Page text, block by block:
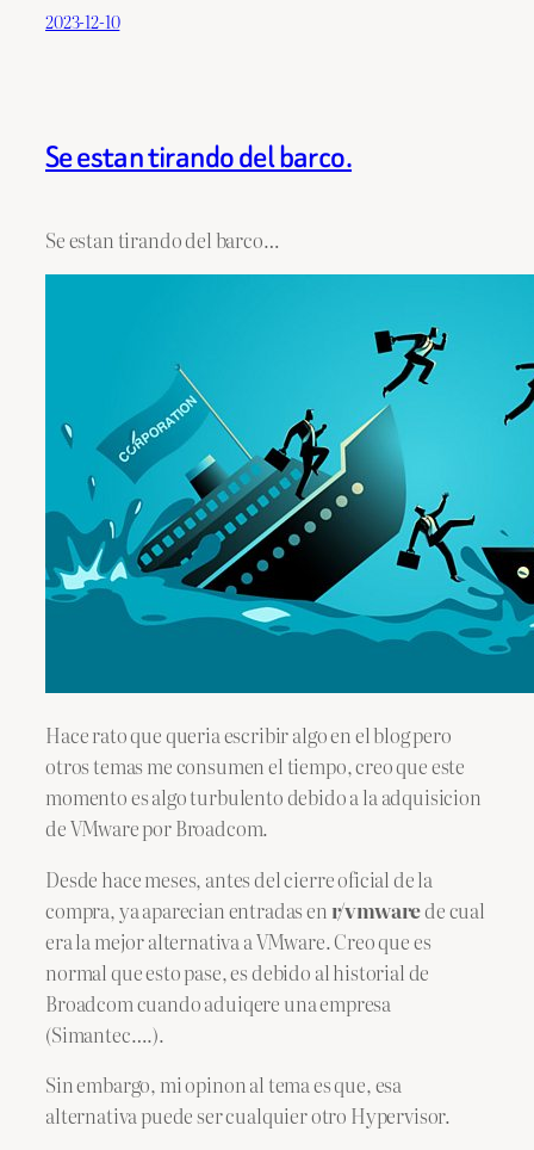
2023-12-10
Se estan tirando del barco.
Se estan tirando del barco…
Hace rato que queria escribir algo en el blog pero
otros temas me consumen el tiempo, creo que este
momento es algo turbulento debido a la adquisicion
de VMware por Broadcom.
Desde hace meses, antes del cierre oficial de la
compra, ya aparecian entradas en r/vmwarede cual
era la mejor alternativa a VMware. Creo que es
normal que esto pase, es debido al historial de
Broadcom cuando aduiqere una empresa
(Simantec….).
Sin embargo, mi opinon al tema es que, esa
alternativa puede ser cualquier otro Hypervisor.